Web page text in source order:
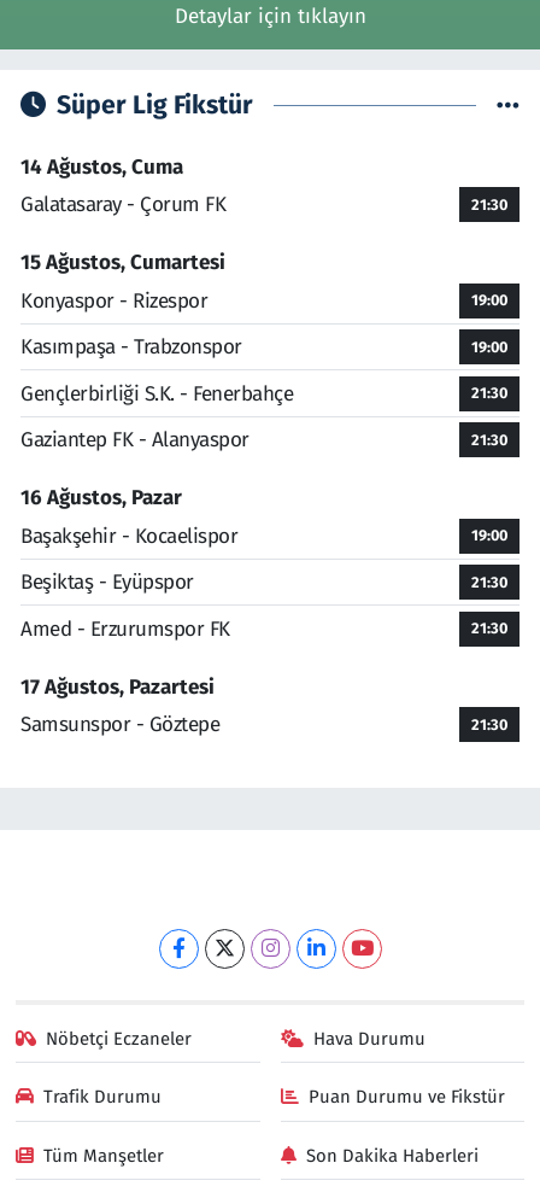
Detaylar için tıklayın
Süper Lig Fikstür
14 Ağustos, Cuma
Galatasaray - Çorum FK
21:30
15 Ağustos, Cumartesi
Konyaspor - Rizespor
19:00
Kasımpaşa - Trabzonspor 19:00
Gençlerbirliği S.K. - Fenerbahçe 21:30
Gaziantep FK - Alanyaspor 21:30
16 Ağustos, Pazar
Başakşehir - Kocaelispor
19:00
Beşiktaş - Eyüpspor 21:30
Amed - Erzurumspor FK 21:30
17 Ağustos, Pazartesi
Samsunspor - Göztepe
21:30
Nöbetçi Eczaneler Hava Durumu
Trafik Durumu Puan Durumu ve Fikstür
Tüm Manşetler Son Dakika Haberleri